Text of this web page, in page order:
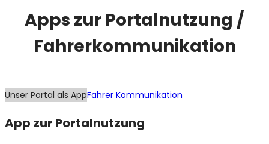
Apps zur Portalnutzung /
Fahrerkommunikation
Unser Portal als AppFahrer Kommunikation
App zur Portalnutzung